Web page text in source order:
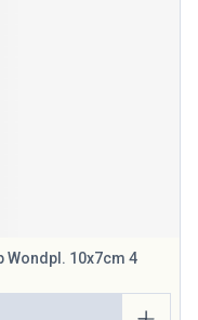
Wondpl. 10x7cm 4